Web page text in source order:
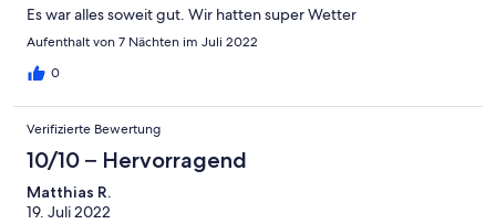
Es war alles soweit gut. Wir hatten super Wetter
Aufenthalt von 7 Nächten im Juli 2022
0
Verifizierte Bewertung
10/10 – Hervorragend
Matthias R.
19. Juli 2022